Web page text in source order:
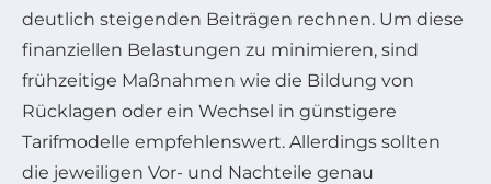
deutlich steigenden Beiträgen rechnen. Um diese
finanziellen Belastungen zu minimieren, sind
frühzeitige Maßnahmen wie die Bildung von
Rücklagen oder ein Wechsel in günstigere
Tarifmodelle empfehlenswert. Allerdings sollten
die jeweiligen Vor- und Nachteile genau